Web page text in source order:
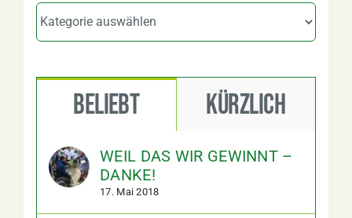
Kategorien
Beliebt Kürzlich
WEIL DAS WIR GEWINNT –
DANKE!
17. Mai 2018